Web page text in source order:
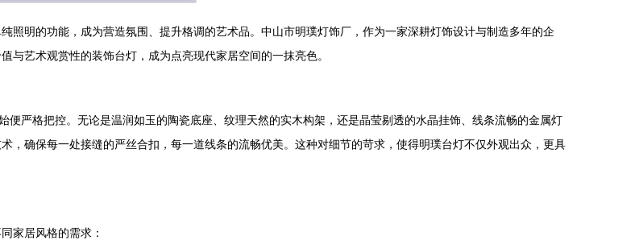
照明的功能，成为营造氛围、提升格调的艺术品。中山市明璞灯饰厂，作为一家深耕灯饰设计与制造多年的企
与艺术观赏性的装饰台灯，成为点亮现代家居空间的一抹亮色。
便严格把控。无论是温润如玉的陶瓷底座、纹理天然的实木构架，还是晶莹剔透的水晶挂饰、线条流畅的金属灯
，确保每一处接缝的严丝合扣，每一道线条的流畅优美。这种对细节的苛求，使得明璞台灯不仅外观出众，更具
家居风格的需求：